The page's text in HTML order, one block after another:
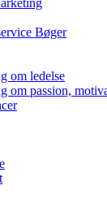
Bøger
om ledelse
om passion,